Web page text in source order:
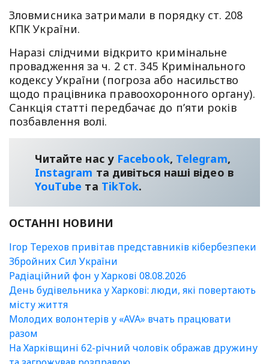
Зловмисника затримали в порядку ст. 208
КПК України.
Наразі слідчими відкрито кримінальне
провадження за ч. 2 ст. 345 Кримінального
кодексу України (погроза або насильство
щодо працівника правоохоронного органу).
Санкція статті передбачає до п’яти років
позбавлення волі.
Читайте нас у Facebook, Telegram,
Instagram та дивіться наші відео в
YouТube та TikTok.
ОСТАННІ НОВИНИ
Ігор Терехов привітав представників кібербезпеки
Збройних Сил України
Радіаційний фон у Харкові 08.08.2026
День будівельника у Харкові: люди, які повертають
місту життя
Молодих волонтерів у «AVA» вчать працювати
разом
На Харківщині 62-річний чоловік ображав дружину